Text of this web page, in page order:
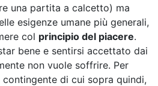
una partita a calcetto) ma
esigenze umane più generali,
col principio del piacere.
bene e sentirsi accettato dai
non vuole soffrire. Per
contingente di cui sopra quindi,